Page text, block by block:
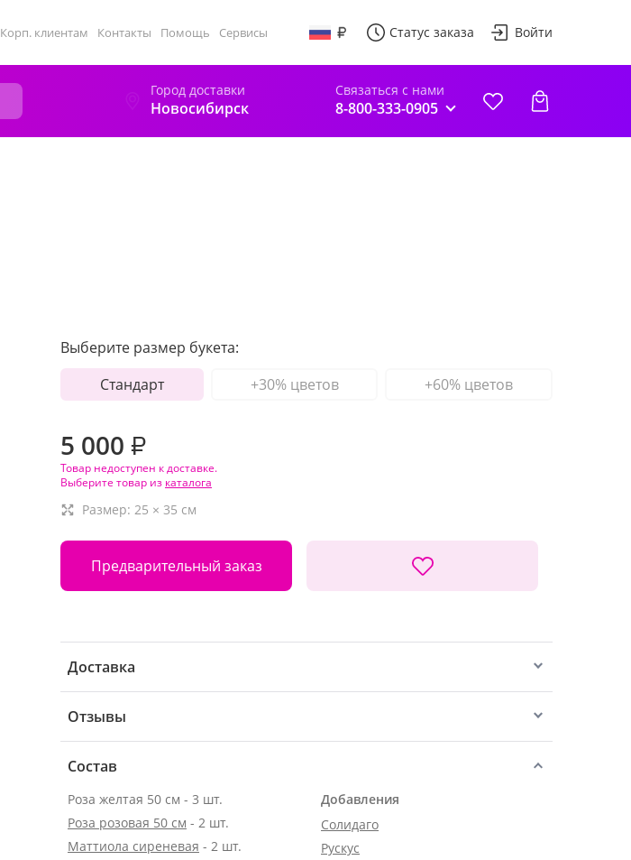
Корп. клиентам Контакты Помощь Сервисы Статус заказа Войти
Город доставки
Новосибирск
Связаться с нами
8-800-333-0905
Выберите размер букета:
Стандарт
+30% цветов +60% цветов
5 000 ₽
Товар недоступен к доставке.
Выберите товар из каталога
Размер: 25 × 35 см
Предварительный заказ
Доставка
Отзывы
Состав
Роза желтая 50 см - 3 шт.
Роза розовая 50 см - 2 шт.
Маттиола сиреневая - 2 шт.
Добавления
Солидаго
Рускус